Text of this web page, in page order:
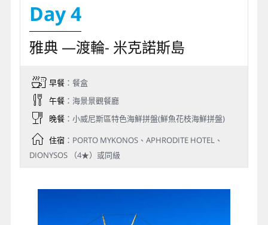
神諭也指引希臘人建立了許多殖民地，因此後來德爾菲
出現了著名的阿波羅神廟組群。這裡的風光相當明媚，
是希臘有名的聖山，宇宙中心點的石碑就立於此。在此
我們安排參觀德爾菲聖地最重要的遺蹟－阿波羅神殿，
藏阿波羅神殿重要真品，如代表世界中心的肚臍之眼。
Day 4
雅典 —渡輪- 米克諾斯島
早餐：餐盒
午餐：海景景觀餐廳
晚餐：小威尼斯區特色海鮮拼盤(鮮魚花枝海鮮拼盤)
住宿：PORTO MYKONOS、APHRODITE HOTEL、
DIONYSOS （4★）或同級